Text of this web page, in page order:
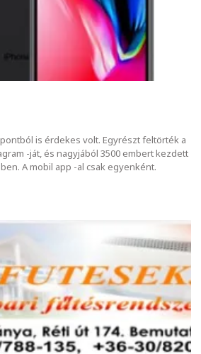
is érdekes volt. Egyrészt feltörték a
-ját, és nagyjából 3500 embert kezdett
A mobil app -al csak egyenként.